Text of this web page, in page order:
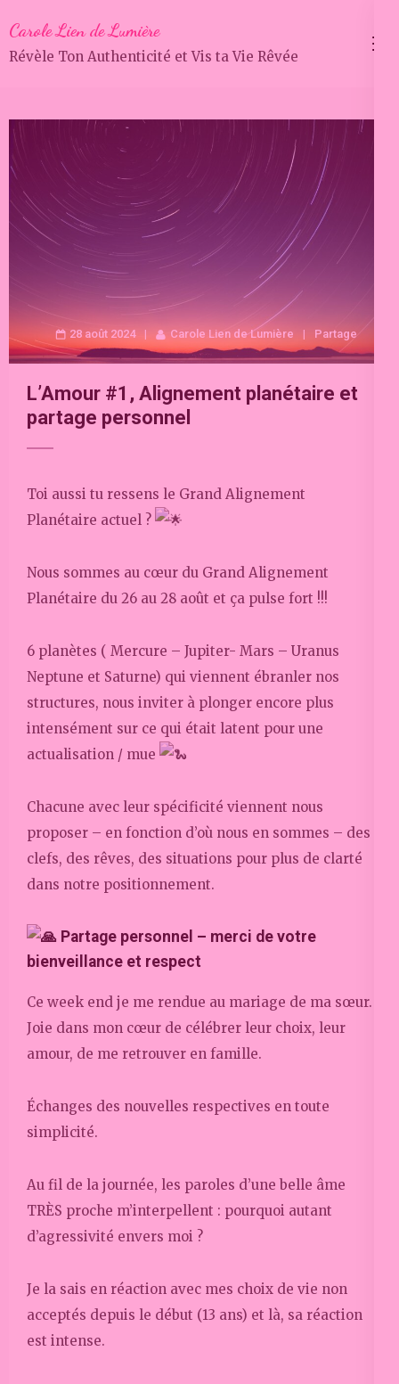
au
contenu
Entrée)
Carole Lien de Lumière
Révèle Ton Authenticité et Vis ta Vie Rêvée
28 août 2024 Carole Lien de Lumière Partage
L’Amour #1, Alignement planétaire et
partage personnel
Toi aussi tu ressens le Grand Alignement
Planétaire actuel ?
Nous sommes au cœur du Grand Alignement
Planétaire du 26 au 28 août et ça pulse fort !!!
6 planètes ( Mercure – Jupiter- Mars – Uranus
Neptune et Saturne) qui viennent ébranler nos
structures, nous inviter à plonger encore plus
intensément sur ce qui était latent pour une
actualisation / mue
Chacune avec leur spécificité viennent nous
proposer – en fonction d’où nous en sommes – des
clefs, des rêves, des situations pour plus de clarté
dans notre positionnement.
Partage personnel – merci de votre
bienveillance et respect
Ce week end je me rendue au mariage de ma sœur.
Joie dans mon cœur de célébrer leur choix, leur
amour, de me retrouver en famille.
Échanges des nouvelles respectives en toute
simplicité.
Au fil de la journée, les paroles d’une belle âme
TRÈS proche m’interpellent : pourquoi autant
d’agressivité envers moi ?
Je la sais en réaction avec mes choix de vie non
acceptés depuis le début (13 ans) et là, sa réaction
est intense.